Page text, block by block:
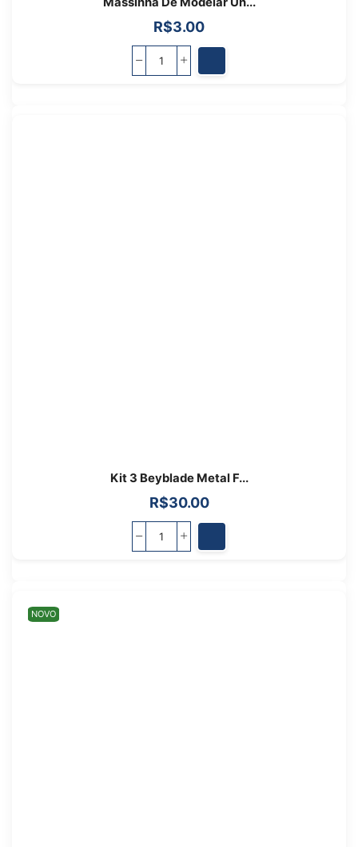
R$3.00
Kit 3 Beyblade Metal F...
R$30.00
NOVO